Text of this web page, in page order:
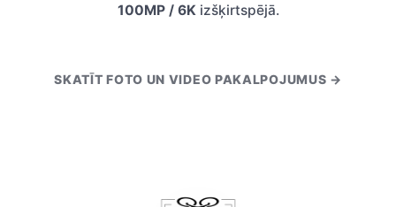
100MP / 6K izšķirtspējā.
SKATĪT FOTO UN VIDEO PAKALPOJUMUS →